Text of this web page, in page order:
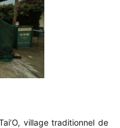
village traditionnel de